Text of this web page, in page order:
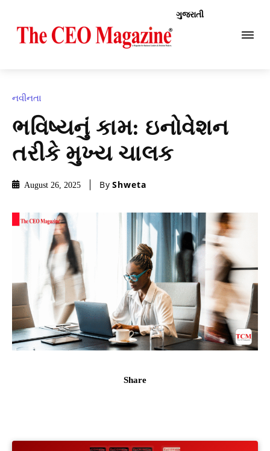
ગુજરાતી
નવીનતા
ભવિષ્યનું કામ: ઇનોવેશન
તરીકે મુખ્ય ચાલક
August 26, 2025 By Shweta
Share